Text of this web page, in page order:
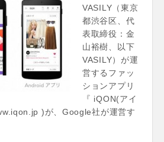
VASILY（東京
都渋谷区、代
表取締役：金
山裕樹、以下
VASILY）が運
営するファッ
ションアプリ
『 iQON(アイ
)が、Google社が運営す